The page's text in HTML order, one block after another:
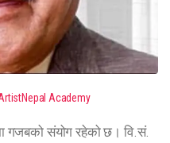
Academy
गजबको संयोग रहेको छ। वि.सं.